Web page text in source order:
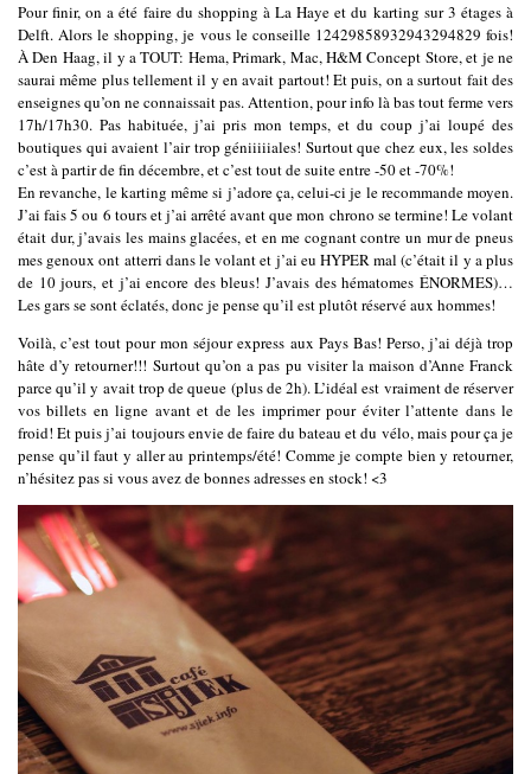
Pour finir, on a été faire du shopping à La Haye et du karting sur 3 étages à
Delft. Alors le shopping, je vous le conseille 12429858932943294829 fois!
À Den Haag, il y a TOUT: Hema, Primark, Mac, H&M Concept Store, et je ne
saurai même plus tellement il y en avait partout! Et puis, on a surtout fait des
enseignes qu’on ne connaissait pas. Attention, pour info là bas tout ferme vers
17h/17h30. Pas habituée, j’ai pris mon temps, et du coup j’ai loupé des
boutiques qui avaient l’air trop géniiiiiales! Surtout que chez eux, les soldes
c’est à partir de fin décembre, et c’est tout de suite entre -50 et -70%!
En revanche, le karting même si j’adore ça, celui-ci je le recommande moyen.
J’ai fais 5 ou 6 tours et j’ai arrêté avant que mon chrono se termine! Le volant
était dur, j’avais les mains glacées, et en me cognant contre un mur de pneus
mes genoux ont atterri dans le volant et j’ai eu HYPER mal (c’était il y a plus
de 10 jours, et j’ai encore des bleus! J’avais des hématomes ÉNORMES)…
Les gars se sont éclatés, donc je pense qu’il est plutôt réservé aux hommes!
Voilà, c’est tout pour mon séjour express aux Pays Bas! Perso, j’ai déjà trop
hâte d’y retourner!!! Surtout qu’on a pas pu visiter la maison d’Anne Franck
parce qu’il y avait trop de queue (plus de 2h). L’idéal est vraiment de réserver
vos billets en ligne avant et de les imprimer pour éviter l’attente dans le
froid! Et puis j’ai toujours envie de faire du bateau et du vélo, mais pour ça je
pense qu’il faut y aller au printemps/été! Comme je compte bien y retourner,
n’hésitez pas si vous avez de bonnes adresses en stock! <3